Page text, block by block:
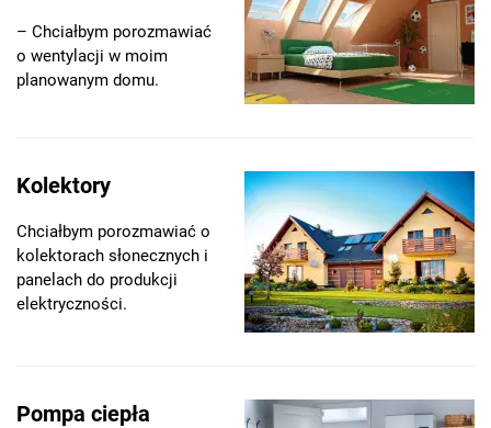
– Chciałbym porozmawiać
o wentylacji w moim
planowanym domu.
Kolektory
Chciałbym porozmawiać o
kolektorach słonecznych i
panelach do produkcji
elektryczności.
Pompa ciepła